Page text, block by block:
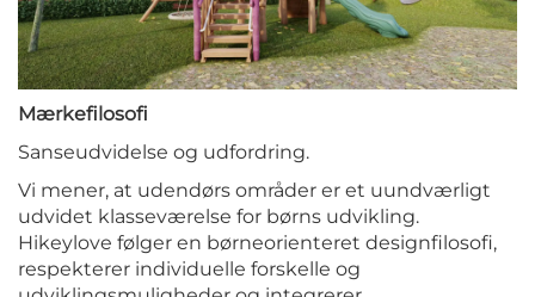
Mærkefilosofi
Sanseudvidelse og udfordring.
Vi mener, at udendørs områder er et uundværligt
udvidet klasseværelse for børns udvikling.
Hikeylove følger en børneorienteret designfilosofi,
respekterer individuelle forskelle og